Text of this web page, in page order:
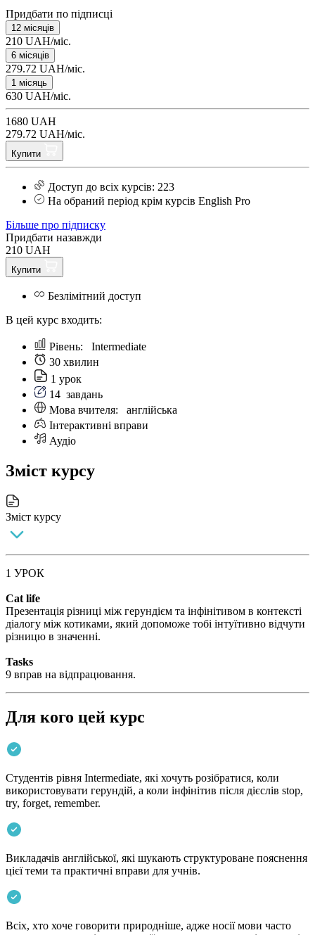
Придбати по підписці
12 місяців
210 UAH/міс.
6 місяців
279.72 UAH/міс.
1 місяць
630 UAH/міс.
1680 UAH
279.72 UAH/міс.
Купити
Доступ до всіх курсів: 223
На обраний період крім курсів English Pro
Більше про підписку
Придбати назавжди
210 UAH
Купити
Безлімітний доступ
В цей курс входить:
Рівень: Intermediate
30 хвилин
1 урок
14 завдань
Мова вчителя: англійська
Інтерактивні вправи
Аудіо
Зміст курсу
Зміст курсу
1 УРОК
Cat life
Презентація різниці між герундієм та інфінітивом в контексті
діалогу між котиками, який допоможе тобі інтуїтивно відчути
різницю в значенні.
Tasks
9 вправ на відпрацювання.
Для кого цей курс
Студентів рівня Intermediate, які хочуть розібратися, коли
використовувати герундій, а коли інфінітив після дієслів stop,
try, forget, remember.
Викладачів англійської, які шукають структуроване пояснення
цієї теми та практичні вправи для учнів.
Всіх, хто хоче говорити природніше, адже носії мови часто